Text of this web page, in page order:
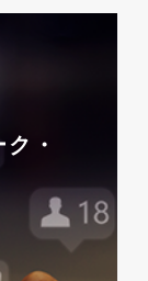
・